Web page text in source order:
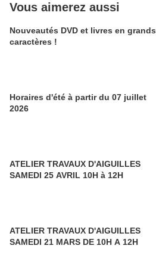
Vous aimerez aussi
Nouveautés DVD et livres en grands
caractères !
Horaires d'été à partir du 07 juillet
2026
ATELIER TRAVAUX D'AIGUILLES
SAMEDI 25 AVRIL 10H à 12H
ATELIER TRAVAUX D'AIGUILLES
SAMEDI 21 MARS DE 10H A 12H